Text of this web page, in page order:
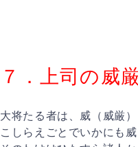
７．上司の威
大将たる者は、威（威厳
こしらえごとでいかにも